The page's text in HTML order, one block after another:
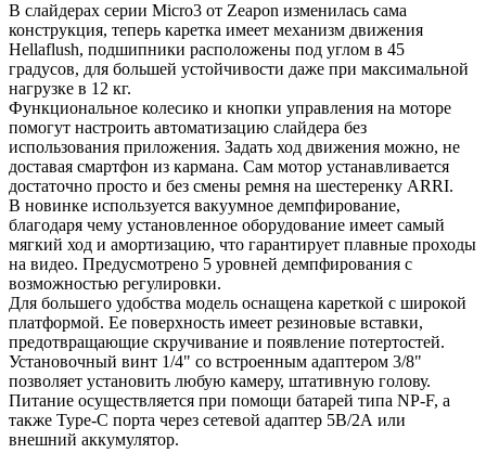
В слайдерах серии Micro3 от Zeapon изменилась сама
конструкция, теперь каретка имеет механизм движения
Hellaflush, подшипники расположены под углом в 45
градусов, для большей устойчивости даже при максимальной
нагрузке в 12 кг.
Функциональное колесико и кнопки управления на моторе
помогут настроить автоматизацию слайдера без
использования приложения. Задать ход движения можно, не
доставая смартфон из кармана. Сам мотор устанавливается
достаточно просто и без смены ремня на шестеренку ARRI.
В новинке используется вакуумное демпфирование,
благодаря чему установленное оборудование имеет самый
мягкий ход и амортизацию, что гарантирует плавные проходы
на видео. Предусмотрено 5 уровней демпфирования с
возможностью регулировки.
Для большего удобства модель оснащена кареткой с широкой
платформой. Ее поверхность имеет резиновые вставки,
предотвращающие скручивание и появление потертостей.
Установочный винт 1/4" со встроенным адаптером 3/8"
позволяет установить любую камеру, штативную голову.
Питание осуществляется при помощи батарей типа NP-F, а
также Type-C порта через сетевой адаптер 5В/2А или
внешний аккумулятор.